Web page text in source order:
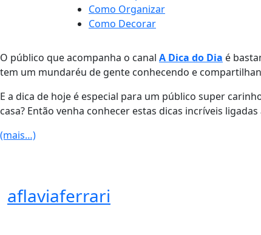
Como Organizar
Como Decorar
O público que acompanha o canal A Dica do Dia é
tem um mundaréu de gente conhecendo e
E a dica de hoje é especial para um público super
casa? Então venha conhecer estas dicas incríveis
(mais…)
aflaviaferrari